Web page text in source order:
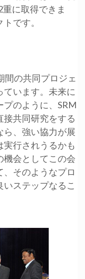
に取得できま
です。
間の共同プロジェ
ています。未来に
のように、SRM
接共同研究をする
ら、強い協力が展
行されうるかも
機会としてこの会
そのようなプロ
ステップなるこ